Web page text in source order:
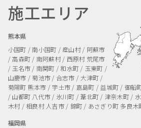
施工エリア
熊本県
小国町 / 南小国町 / 産山村 / 阿蘇市
/ 高森町 / 南阿蘇村 / 西原村 荒尾市
/ 玉名市 / 南関町 / 和水町 / 玉東町 /
山鹿市 / 菊池市 / 合志市 / 大津町 /
菊陽町 熊本市 / 宇土市 / 嘉島町 / 益城町 / 御船
/ 山都町 八代市 / 氷川町 / 葦北町 / 津奈木町 /
木村 / 相良村人吉市 / 錦町 / あさぎり町 多良木
福岡県